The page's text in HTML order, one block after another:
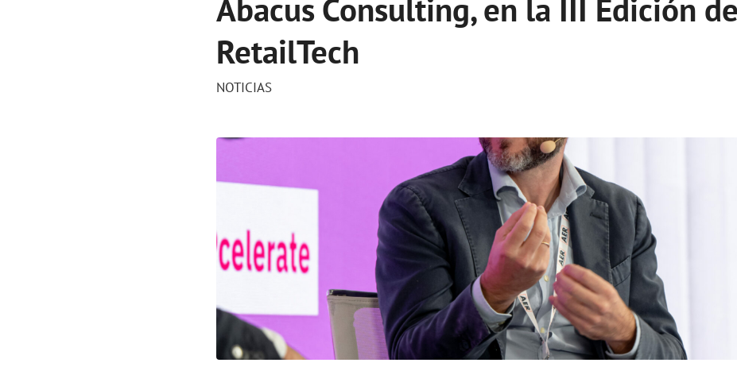
Abacus Consulting, en la III Edición
RetailTech
NOTICIAS